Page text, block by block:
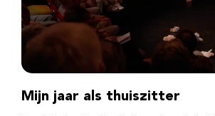
Mijn jaar als thuiszitter